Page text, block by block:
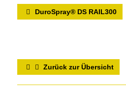
DuroSpray® DS RAIL300
Zurück zur Übersicht